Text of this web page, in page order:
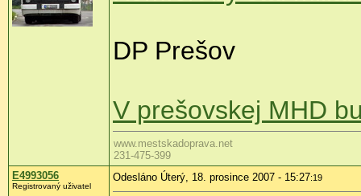
DP Prešov
V prešovskej MHD
www.mestskadoprava.net
231-475-399
E4993056
Registrovaný uživatel
Odesláno Úterý, 18. prosince 2007 - 15:27:19